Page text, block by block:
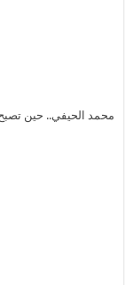
محمد الحيفي.. حين تصبح